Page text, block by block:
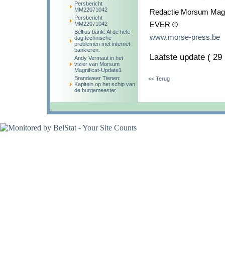
Persbericht
MM22071042
Persbericht
MM22071042
Belfius bank: Al de hele
dag technische
problemen met internet
bankieren.
Andy Vermaut in het
vizier van Morsum
Magnificat-Update1
Brandweer Tienen:
Kapitein op het schip van
de burgemeester.
Redactie Morsum
EVER ©
www.morse-press.be
Laatste update (
<< Terug